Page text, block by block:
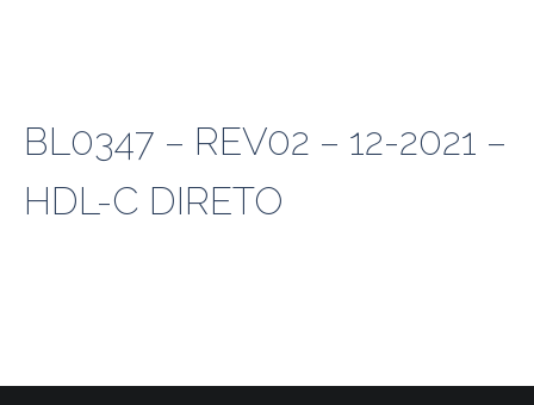
BL0347 – REV02 – 12-2021 –
HDL-C DIRETO